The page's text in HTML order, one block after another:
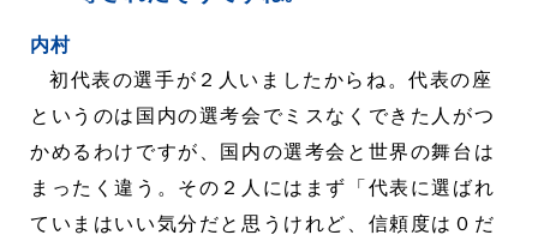
内村
初代表の選手が２人いましたからね。代表の座
というのは国内の選考会でミスなくできた人がつ
かめるわけですが、国内の選考会と世界の舞台は
まったく違う。その２人にはまず「代表に選ばれ
ていまはいい気分だと思うけれど、信頼度は０だ